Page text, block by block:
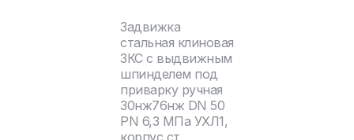
Задвижка
стальная клиновая
ЗКС с выдвижным
шпинделем под
приварку ручная
30нж76нж DN 50
PN 6,3 МПа УХЛ1,
корпус ст.